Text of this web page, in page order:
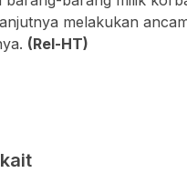
melakukan
(Rel-HT)